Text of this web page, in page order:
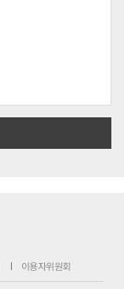
이용자위원회